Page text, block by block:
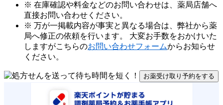
※ 在庫確認や料金などのお問い合わせは、薬局店舗へ
直接お問い合わせください。
※ 万が一掲載内容が事実と異なる場合は、弊社から薬
局へ修正の依頼を行います。 大変お手数をおかけいた
しますがこちらのお問い合わせフォームからお知らせ
ください。
お薬受け取り予約をする